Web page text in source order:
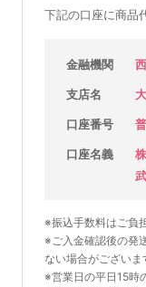
下記の口座に商品
金融機関
支店名
口座番号
口座名義
※振込手数料はご負
※ご入金確認後の発
ない場合がございま
※営業日の平日15時